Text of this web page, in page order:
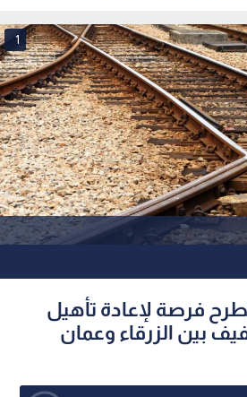
الوطنية للتعداد السكاني 2026
1
تطرح فرصة لإعادة تأهيل
بين الزرقاء وعمان